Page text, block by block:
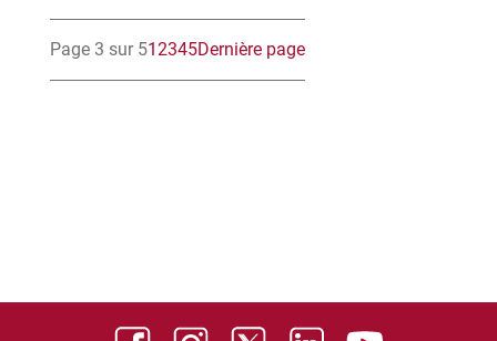
Page 3 sur 512345Dernière page